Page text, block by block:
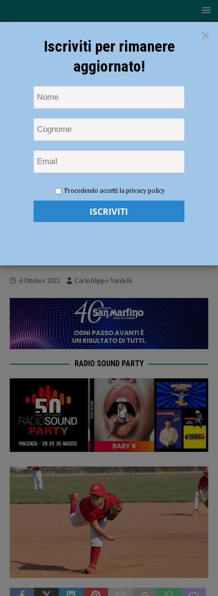
Baseball – U12 vittoriosa a Collecchio. Domenica parte il XVI Torneo
Piacenza Baseball – U12 vittoriosa a
4 Ottobre 2022 Carlofilippo Vardelli
RADIO SOUND PARTY
×
Iscriviti per rimanere
aggiornato!
Procedendo accetti la privacy policy